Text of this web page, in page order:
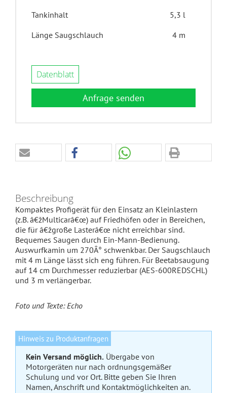
Tankinhalt
5,3 l
Länge Saugschlauch
4 m
Datenblatt
Anfrage senden
Beschreibung
Kompaktes Profigerät für den Einsatz an Kleinlastern
(z.B. â€žMulticarâ€œ) auf Friedhöfen oder in Bereichen,
die für â€žgroße Lasterâ€œ nicht erreichbar sind.
Bequemes Saugen durch Ein-Mann-Bedienung.
Auswurfkamin um 270Â° schwenkbar. Der Saugschlauch
mit 4 m Länge lässt sich eng führen. Für Beetabsaugung
auf 14 cm Durchmesser reduzierbar (AES-600REDSCHL)
und 3 m verlängerbar.
Foto und Texte: Echo
Hinweis zu Produktanfragen
Kein Versand möglich. Übergabe von
Motorgeräten nur nach ordnungsgemäßer
Schulung und vor Ort. Bitte geben Sie Ihren
Namen, Anschrift und Kontaktmöglichkeiten an.